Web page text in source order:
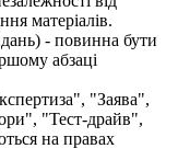
матеріалів.
- повинна бути
абзаці
"Заява",
"Тест-драйв",
на правах